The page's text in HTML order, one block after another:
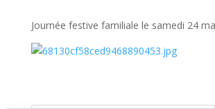
Journée festive familiale le samedi 24